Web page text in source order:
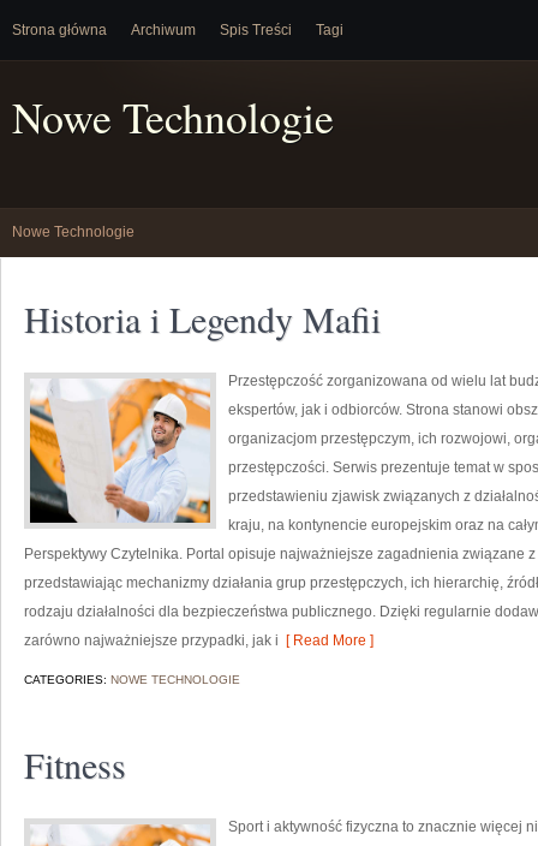
Strona główna Archiwum Spis Treści Tagi
Nowe Technologie
Nowe Technologie
Historia i Legendy Mafii
Przestępczość zorganizowana od wielu lat
ekspertów, jak i odbiorców. Strona stanowi
organizacjom przestępczym, ich rozwojowi,
przestępczości. Serwis prezentuje temat w
przedstawieniu zjawisk związanych z
kraju, na kontynencie europejskim oraz na
Perspektywy Czytelnika. Portal opisuje najważniejsze zagadnienia związane
przedstawiając mechanizmy działania grup przestępczych, ich hierarchię,
rodzaju działalności dla bezpieczeństwa publicznego. Dzięki regularnie
zarówno najważniejsze przypadki, jak i [ Read More ]
CATEGORIES: NOWE TECHNOLOGIE
Fitness
Sport i aktywność fizyczna to znacznie więcej